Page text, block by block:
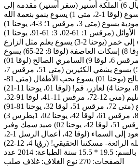
3) دانيال والأسود (دانيال 6) الملكة أستير (سفر أستير) مقدمة إلى
العهد الجديد ولادة يسوع (لوقا 1-2، متى 1) يسوع ينمو بنعمة الله
(لوقا 2، متى2) معمودية يسوع (متى 3، مرقس 1؛ 3-4، يوحنا 1)
يسوع يدعو التلاميذ الأوائل (مرقس 1: 61-02، 3: 61-91، يوحنا 1)
يسوع يحول الماء إلى خمر (يوحنا 2-3) يسوع يعلم مثل الزارع
(مرقس 4؛ متى13، لوقا 8) إسكات العاصفة (لوقا 8: 22-65) يسوع
يطعم الآلاف (متى 41، مرقس 6، لوقا 9) السامري الصالح (لوقا 01)
كان ضالا فوجد! (لوقا 51) يسوع يشفي الكثيرين (متى 51، مرقس 7،
لوقا 71-81) الراعي الصالح (يوحنا 01) يسوع يحب الأطفال (متى 81-
91، مرقس 9-01، لوقا 81، يوحنا 4) لعازر، قم! (لوقا 01، يوحنا 11-21)
آخر أيام يسوع في أورشليم (متى 12-72، مرقس 11-41، لوقا 91-32،
يوحنا 21-81) موت يسوع (متى 72، مرقس 51، لوقا 32، يوحنا 81-91)
قيامة يسوع (متى 82، مرقس 61، لوقا 42، يوحنا 02، 1بطرس 3)
يسوع يظهر لتلاميذه (مرقس 51، لوقا 42، يوحنا 02) صيد سمك وفير
(يوحنا 12) يسوع يعود إلى السماء (لوقا 42، أعمال الرسل 1-2،
1كورنثوس 51) مدينة الله الرائعة- مسكننا الحقيقي! (رؤيا 4، 12-22)
قانون الإيمان الابعاد بالسم: 19.5 * 15.5 سنة الطباعة: 2014 عدد
الصفحات: 270 نوع الغلاف: غلاف صلب